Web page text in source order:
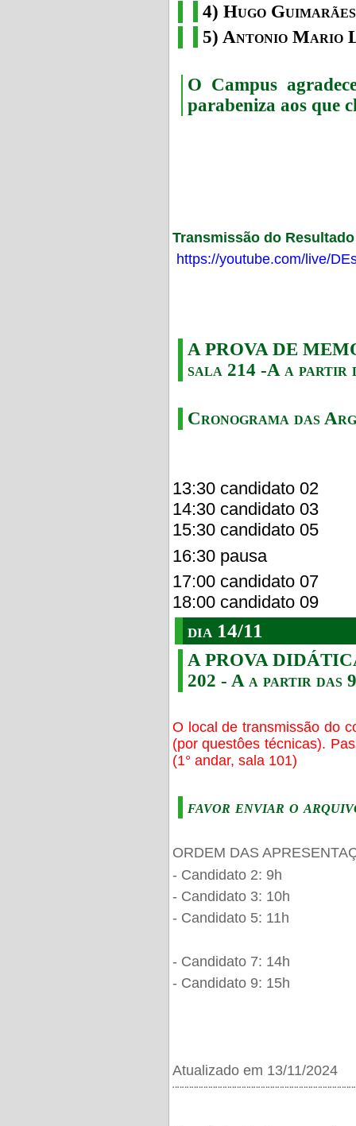
4) Hugo
5) Antonio Mario
O Campus
parabeniza aos que
Transmissão do
https://youtube.com/live/
A PROVA DE
sala 214 -A a partir
Cronograma das
13:30 candidato 02
14:30 candidato 03
15:30 candidato 05
16:30 pausa
17:00 candidato 07
18:00 candidato 09
dia 14/11
A PROVA
202 - A a partir das
O local de transmissão do
(por questôes técnicas).
(1° andar, sala 101)
favor enviar o
ORDEM DAS
- Candidato 2: 9h
- Candidato 3: 10h
- Candidato 5: 11h
- Candidato 7: 14h
- Candidato 9: 15h
Atualizado em 13/11/2024